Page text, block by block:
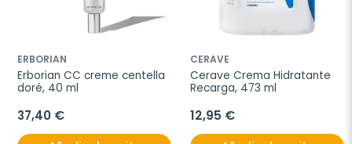
ERBORIAN
Erborian CC creme centella
doré, 40 ml
37,40 €
CERAVE
Cerave Crema Hidratante
Recarga, 473 ml
12,95 €